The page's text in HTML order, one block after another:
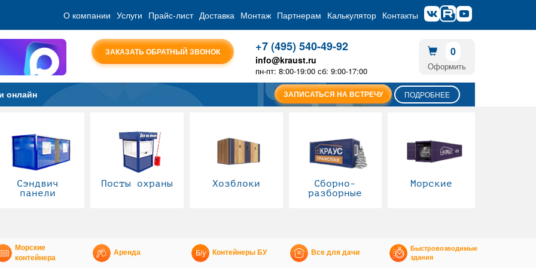
О компании Услуги Прайс-лист Доставка Монтаж Партнерам Калькулятор Контакты
ЗАКАЗАТЬ ОБРАТНЫЙ ЗВОНОК +7 (495) 540-49-92
info@kraust.ru
пн-пт: 8:00-19:00 сб: 9:00-17:00
0
Оформить
онлайн ЗАПИСАТЬСЯ НА ВСТРЕЧУ ПОДРОБНЕЕ
Сэндвич
панели
Посты охраны Хозблоки
Сборно-
разборные
Морские
Морские
контейнера
Аренда Контейнеры БУ Все для дачи
Быстровозводимые
здания